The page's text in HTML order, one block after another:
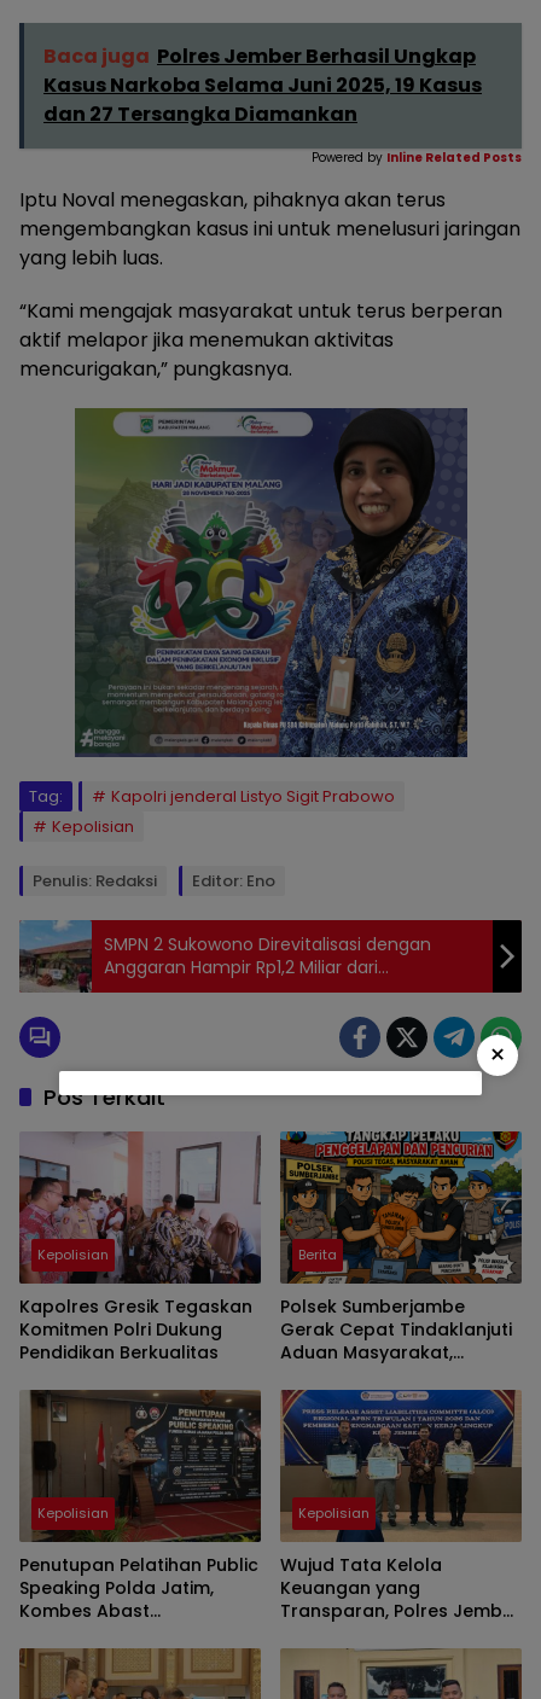
Baca juga Polres Jember Berhasil Ungkap
Kasus Narkoba Selama Juni 2025, 19 Kasus
dan 27 Tersangka Diamankan
Powered by Inline Related Posts
Iptu Noval menegaskan, pihaknya akan terus
mengembangkan kasus ini untuk menelusuri jaringan
yang lebih luas.
“Kami mengajak masyarakat untuk terus berperan
aktif melapor jika menemukan aktivitas
mencurigakan,” pungkasnya.
Tag:
Kapolri jenderal Listyo Sigit Prabowo
Kepolisian
Penulis: Redaksi Editor: Eno
SMPN 2 Sukowono Direvitalisasi dengan
Anggaran Hampir Rp1,2 Miliar dari
Kemendikdasmen
Pos Terkait
Kepolisian
Kapolres Gresik Tegaskan
Komitmen Polri Dukung
Pendidikan Berkualitas
Berita
Polsek Sumberjambe
Gerak Cepat Tindaklanjuti
Aduan Masyarakat,
Dipastikan Sesuai Prosedur
Kepolisian
Penutupan Pelatihan Public
Speaking Polda Jatim,
Kombes Abast
Komunikasi yang Jujur dan
Transparan
Kepolisian
Wujud Tata Kelola
Keuangan yang
Transparan, Polres Jember
Penghargaan dari KPPN
×